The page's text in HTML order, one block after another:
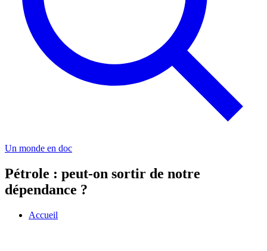
Un monde en doc
Pétrole : peut-on sortir de notre
dépendance ?
Accueil